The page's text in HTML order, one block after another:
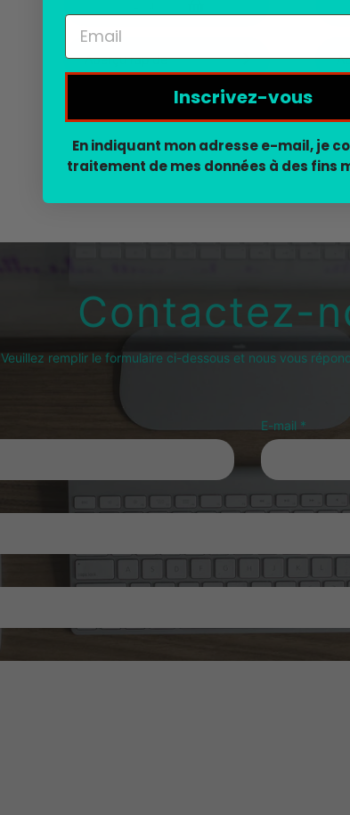
Aperçu rapide
Contactez-
Veuillez remplir le formulaire ci-dessous et nous vous
E-mail *
Inscrivez-vous
En indiquant mon adresse e-mail, je
traitement de mes données à des fins